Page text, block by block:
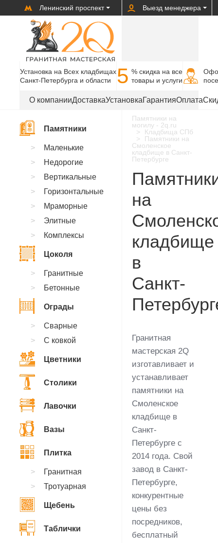
Ленинский проспект Выезд менеджера
Установка на Всех кладбищах
Санкт-Петербурга и области
5 % cкидка на все
товары и услуги
О компанииДоставкаУстановкаГарантияОплата
Памятники на
могилу - 2q.ru
Кладбища СПб
Памятники на
Смоленское
кладбище в Санкт-
Петербурге
на
кладбище
в
Санкт-
Гранитная
мастерская 2Q
изготавливает и
устанавливает
памятники на
Смоленское
кладбище в
Санкт-
Петербурге с
2014 года. Свой
завод в Санкт-
Петербурге,
конкурентные
цены без
посредников,
бесплатный
Памятники
Маленькие
Недорогие
Вертикальные
Горизонтальные
Мраморные
Элитные
Комплексы
Цоколя
Гранитные
Бетонные
Ограды
Сварные
С ковкой
Цветники
Столики
Лавочки
Вазы
Плитка
Гранитная
Тротуарная
Щебень
Таблички